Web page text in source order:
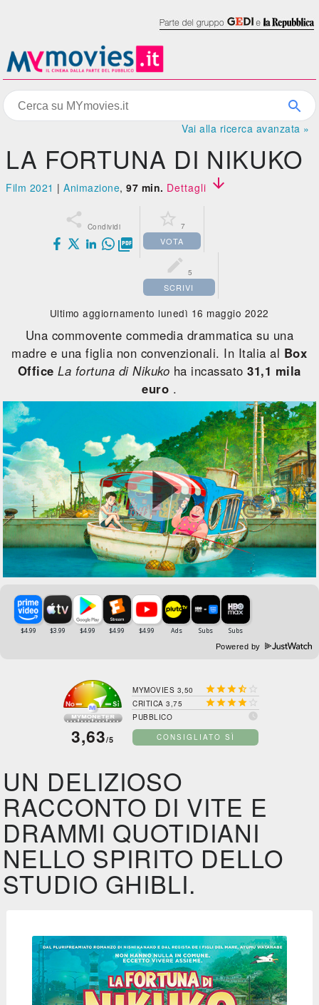
Vai alla ricerca avanzata »
LA FORTUNA DI NIKUKO
Film 2021 |Animazione,97 min. Dettagli 
 Condividi

 7
VOTA
 5
SCRIVI
Ultimo aggiornamento lunedì 16 maggio 2022
Una commovente commedia drammatica su una
madre e una figlia non convenzionali. In Italia al Box
Office La fortuna di Nikuko ha incassato31,1 mila
euro .
Powered by
3,63/5
MYMOVIES 3,50  
CRITICA 3,75  
PUBBLICO 
CONSIGLIATO SÌ
UN DELIZIOSO
RACCONTO DI VITE E
DRAMMI QUOTIDIANI
NELLO SPIRITO DELLO
STUDIO GHIBLI.